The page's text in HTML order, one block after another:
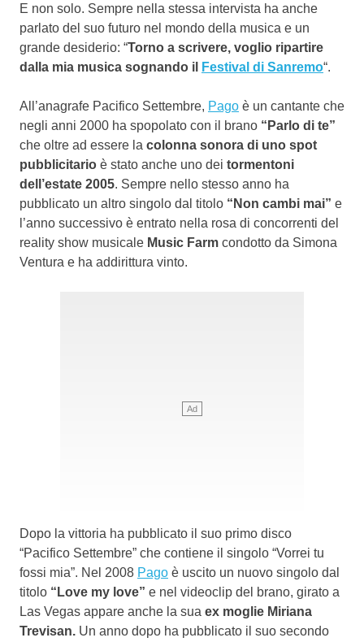
E non solo. Sempre nella stessa intervista ha anche
parlato del suo futuro nel mondo della musica e un
grande desiderio: “Torno a scrivere, voglio ripartire
dalla mia musica sognando il
Festival di Sanremo“.
All’anagrafe Pacifico Settembre, Pago è un cantante che
negli anni 2000 ha spopolato con il brano “Parlo di te”
che oltre ad essere la colonna sonora di uno spot
pubblicitario è stato anche uno dei tormentoni
dell’estate 2005. Sempre nello stesso anno ha
pubblicato un altro singolo dal titolo “Non cambi mai” e
l’anno successivo è entrato nella rosa di concorrenti del
reality show musicale Music Farm condotto da Simona
Ventura e ha addirittura vinto.
Dopo la vittoria ha pubblicato il suo primo disco
“Pacifico Settembre” che contiene il singolo “Vorrei tu
fossi mia”. Nel 2008 Pago è uscito un nuovo singolo dal
titolo “Love my love” e nel videoclip del brano, girato a
Las Vegas appare anche la sua ex moglie Miriana
Trevisan. Un anno dopo ha pubblicato il suo secondo